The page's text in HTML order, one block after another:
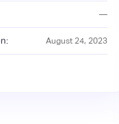
—
August 24, 2023